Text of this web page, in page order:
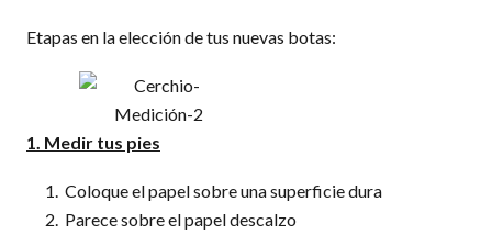
Etapas en la elección de tus nuevas botas:
1. Medir tus pies
Coloque el papel sobre una superficie dura
Parece sobre el papel descalzo